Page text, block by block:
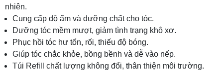
nhiên.
Cung cấp độ ẩm và dưỡng chất cho tóc.
Dưỡng tóc mềm mượt, giảm tình trạng khô xơ.
Phục hồi tóc hư tổn, rối, thiếu độ bóng.
Giúp tóc chắc khỏe, bồng bềnh và dễ vào nếp.
Túi Refill chất lượng không đổi, thân thiện môi trường.